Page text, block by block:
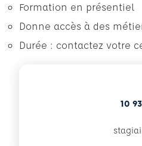
Formation en présentiel
Donne accès à des
Durée : contactez votre
10